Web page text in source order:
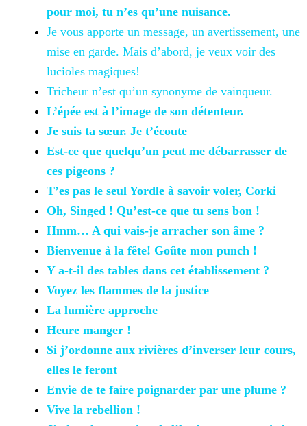
pour moi, tu n’es qu’une nuisance.
Je vous apporte un message, un avertissement, une
mise en garde. Mais d’abord, je veux voir des
lucioles magiques!
Tricheur n’est qu’un synonyme de vainqueur.
L’épée est à l’image de son détenteur.
Je suis ta sœur. Je t’écoute
Est-ce que quelqu’un peut me débarrasser de
ces pigeons ?
T’es pas le seul Yordle à savoir voler, Corki
Oh, Singed ! Qu’est-ce que tu sens bon !
Hmm… A qui vais-je arracher son âme ?
Bienvenue à la fête! Goûte mon punch !
Y a-t-il des tables dans cet établissement ?
Voyez les flammes de la justice
La lumière approche
Heure manger !
Si j’ordonne aux rivières d’inverser leur cours,
elles le feront
Envie de te faire poignarder par une plume ?
Vive la rebellion !